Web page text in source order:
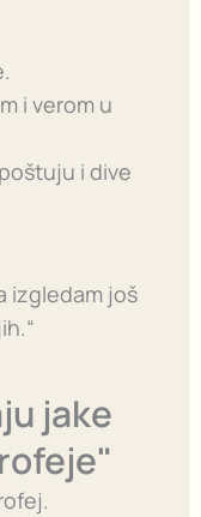
i verom u
i dive
izgledam još
jake